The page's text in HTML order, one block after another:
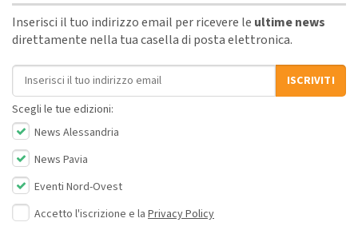
Inserisci il tuo indirizzo email per ricevere le ultime news
direttamente nella tua casella di posta elettronica.
Indirizzo email
ISCRIVITI
Scegli le tue edizioni:
News Alessandria
News Pavia
Eventi Nord-Ovest
Accetto l'iscrizione e la Privacy Policy